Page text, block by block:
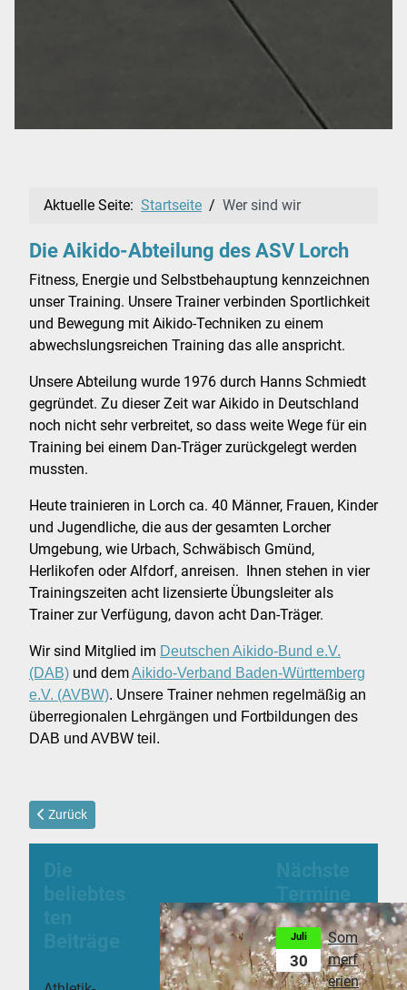
Aktuelle Seite: Startseite Wer sind wir
Die Aikido-Abteilung des ASV Lorch
Fitness, Energie und Selbstbehauptung kennzeichnen
unser Training. Unsere Trainer verbinden Sportlichkeit
und Bewegung mit Aikido-Techniken zu einem
abwechslungsreichen Training das alle anspricht.
Unsere Abteilung wurde 1976 durch Hanns Schmiedt
gegründet. Zu dieser Zeit war Aikido in Deutschland
noch nicht sehr verbreitet, so dass weite Wege für ein
Training bei einem Dan-Träger zurückgelegt werden
mussten.
Heute trainieren in Lorch ca. 40 Männer, Frauen, Kinder
und Jugendliche, die aus der gesamten Lorcher
Umgebung, wie Urbach, Schwäbisch Gmünd,
Herlikofen oder Alfdorf, anreisen. Ihnen stehen in vier
Trainingszeiten acht lizensierte Übungsleiter als
Trainer zur Verfügung, davon acht Dan-Träger.
Wir sind Mitglied im Deutschen Aikido-Bund e.V.
(DAB) und demAikido-Verband Baden-Württemberg
e.V. (AVBW). Unsere Trainer nehmen regelmäßig an
überregionalen Lehrgängen und Fortbildungen des
DAB und AVBW teil.
Vorheriger Beitrag: Aikido Training
Zurück
30
Juli
Som
merf
erien